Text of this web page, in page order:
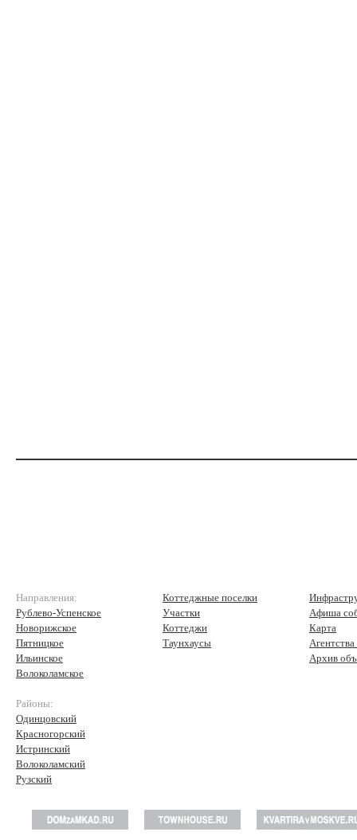
Направления:
Рублево-Успенское
Новорижское
Пятницкое
Ильинское
Волоколамское
Районы:
Одинцовский
Красногорский
Истринский
Волоколамский
Рузский
Коттеджные поселки
Участки
Коттеджи
Таунхаусы
Афиша
Карта
Архив